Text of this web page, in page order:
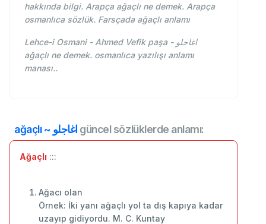
hakkında bilgi. Arapça ağaçlı ne demek. Arapça
osmanlıca sözlük. Farsçada ağaçlı anlamı
Lehce-i Osmani - Ahmed Vefik paşa - اغاجلو
ağaçlı ne demek. osmanlıca yazılışı anlamı
manası..
ağaçlı ~ اغاجلو güncel sözlüklerde anlamı:
Ağaçlı :::
Ağacı olan
Örnek: İki yanı ağaçlı yol ta dış kapıya kadar
uzayıp gidiyordu. M. C. Kuntay